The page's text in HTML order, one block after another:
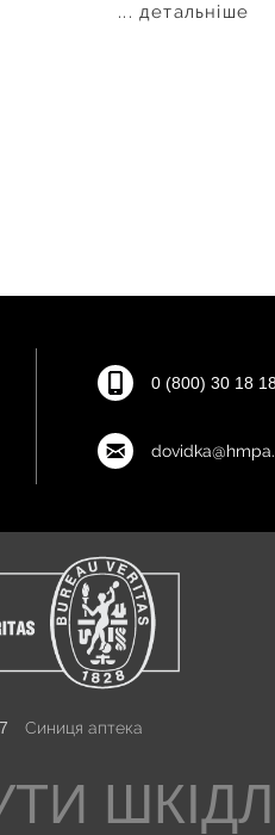
... детальніше
0 (800) 30 18
Синиця аптека